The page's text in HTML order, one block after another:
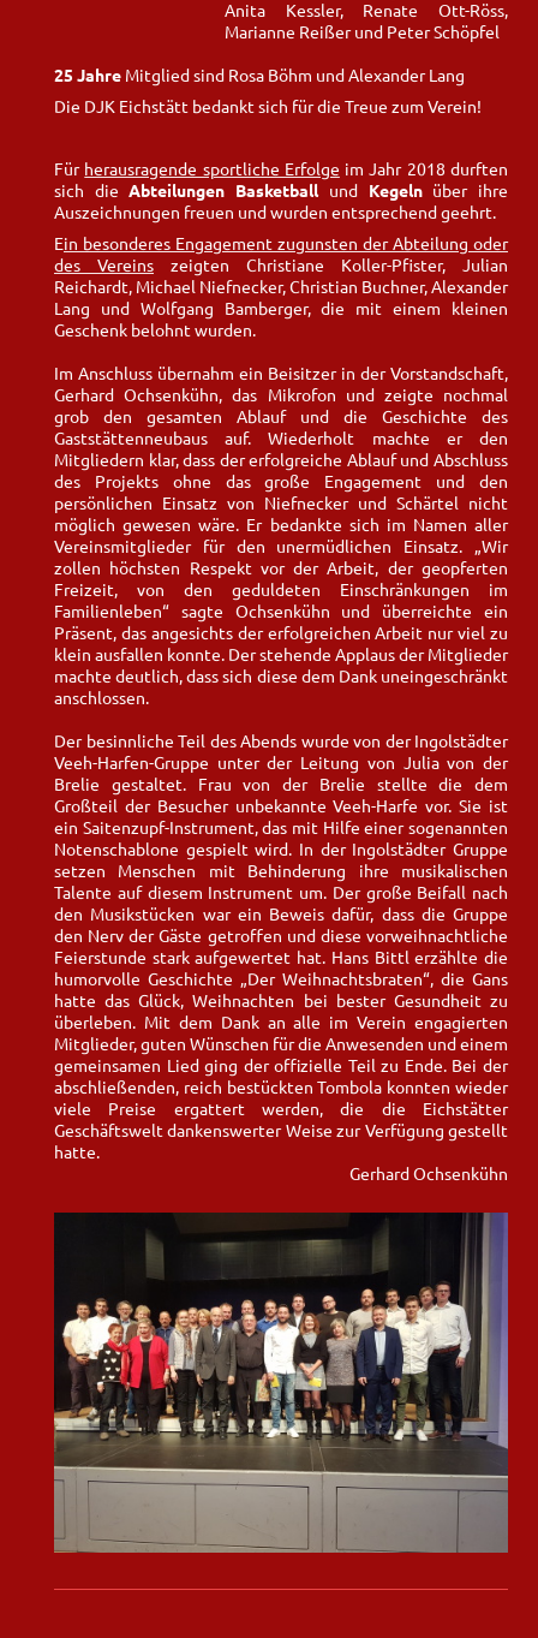
Anita Kessler, Renate Ott-Röss,
Marianne Reißer und Peter Schöpfel
25 Jahre Mitglied sind Rosa Böhm und Alexander Lang
Die DJK Eichstätt bedankt sich für die Treue zum Verein!
Für herausragende sportliche Erfolge im Jahr 2018 durften
sich dieAbteilungen Basketballund Kegelnüber ihre
Auszeichnungen freuen und wurden entsprechend geehrt.
Ein besonderes Engagement zugunsten der Abteilung oder
des Vereins
zeigten Christiane Koller-Pfister, Julian
Reichardt, Michael Niefnecker, Christian Buchner, Alexander
Lang und Wolfgang Bamberger, die mit einem kleinen
Geschenk belohnt wurden.
Im Anschluss übernahm ein Beisitzer in der Vorstandschaft,
Gerhard Ochsenkühn, das Mikrofon und zeigte nochmal
grob den gesamten Ablauf und die Geschichte des
Gaststättenneubaus auf. Wiederholt machte er den
Mitgliedern klar, dass der erfolgreiche Ablauf und Abschluss
des Projekts ohne das große Engagement und den
persönlichen Einsatz von Niefnecker und Schärtel nicht
möglich gewesen wäre. Er bedankte sich im Namen aller
Vereinsmitglieder für den unermüdlichen Einsatz. „Wir
zollen höchsten Respekt vor der Arbeit, der geopferten
Freizeit, von den geduldeten Einschränkungen im
Familienleben“ sagte Ochsenkühn und überreichte ein
Präsent, das angesichts der erfolgreichen Arbeit nur viel zu
klein ausfallen konnte. Der stehende Applaus der Mitglieder
machte deutlich, dass sich diese dem Dank uneingeschränkt
anschlossen.
Der besinnliche Teil des Abends wurde von der Ingolstädter
Veeh-Harfen-Gruppe unter der Leitung von Julia von der
Brelie gestaltet. Frau von der Brelie stellte die dem
Großteil der Besucher unbekannte Veeh-Harfe vor. Sie ist
ein Saitenzupf-Instrument, das mit Hilfe einer sogenannten
Notenschablone gespielt wird. In der Ingolstädter Gruppe
setzen Menschen mit Behinderung ihre musikalischen
Talente auf diesem Instrument um. Der große Beifall nach
den Musikstücken war ein Beweis dafür, dass die Gruppe
den Nerv der Gäste getroffen und diese vorweihnachtliche
Feierstunde stark aufgewertet hat. Hans Bittl erzählte die
humorvolle Geschichte „Der Weihnachtsbraten“, die Gans
hatte das Glück, Weihnachten bei bester Gesundheit zu
überleben. Mit dem Dank an alle im Verein engagierten
Mitglieder, guten Wünschen für die Anwesenden und einem
gemeinsamen Lied ging der offizielle Teil zu Ende. Bei der
abschließenden, reich bestückten Tombola konnten wieder
viele Preise ergattert werden, die die Eichstätter
Geschäftswelt dankenswerter Weise zur Verfügung gestellt
hatte.
Gerhard Ochsenkühn